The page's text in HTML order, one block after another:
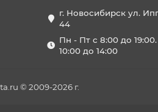
г. Новосибирск ул.
44
Пн - Пт с 8:00 до
10:00 до 14:00
© 2009-2026 г.